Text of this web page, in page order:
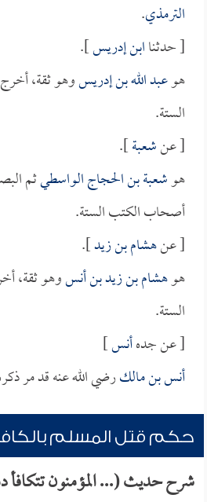
الترمذي.
[ حدثناابن إدريس].
هوعبد الله بن إدريسوهو ثقة،
الستة.
[ عنشعبة].
هوشعبة بن الحجاج الواسطيثم
أصحاب الكتب الستة.
[ عنهشام بن زيد].
هوهشام بن زيد بن أنسوهو ثقة،
الستة.
[ عن جدهأنس]
أنس بن مالكرضي الله عنه قد مر
حكم قتل المسلم
شرح حديث (... المؤمنون